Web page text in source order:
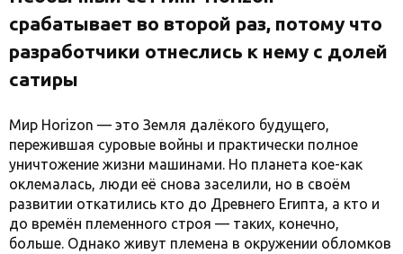
срабатывает во второй раз, потому что
разработчики отнеслись к нему с долей
сатиры
Мир Horizon — это Земля далёкого будущего,
пережившая суровые войны и практически полное
уничтожение жизни машинами. Но планета кое-как
оклемалась, люди её снова заселили, но в своём
развитии откатились кто до Древнего Египта, а кто и
до времён племенного строя — таких, конечно,
больше. Однако живут племена в окружении обломков